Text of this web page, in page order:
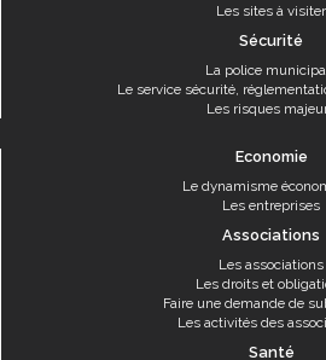
Les sites à visiter
Sécurité
La police
Le service sécurité,
Les risques
Economie
Le dynamisme
Les entreprises
Associations
Les associations
Les droits et
Faire une demande de
Les activités des
Santé